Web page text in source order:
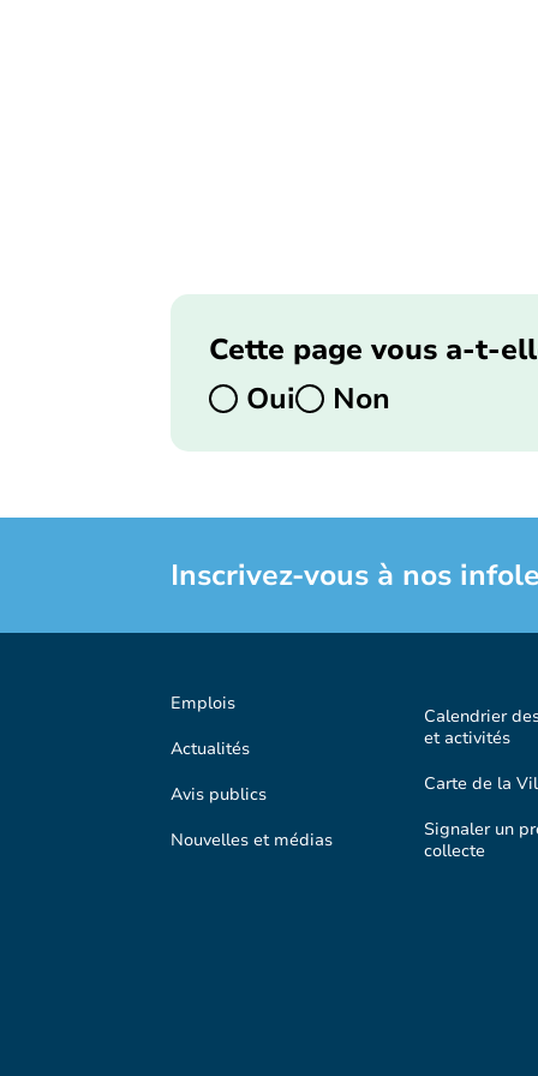
Cette page vous a-t-
Oui
Non
Inscrivez-vous à nos
Emplois
Actualités
Avis publics
Nouvelles et médias
Calendrier
et activités
Carte de la
Signaler un
collecte